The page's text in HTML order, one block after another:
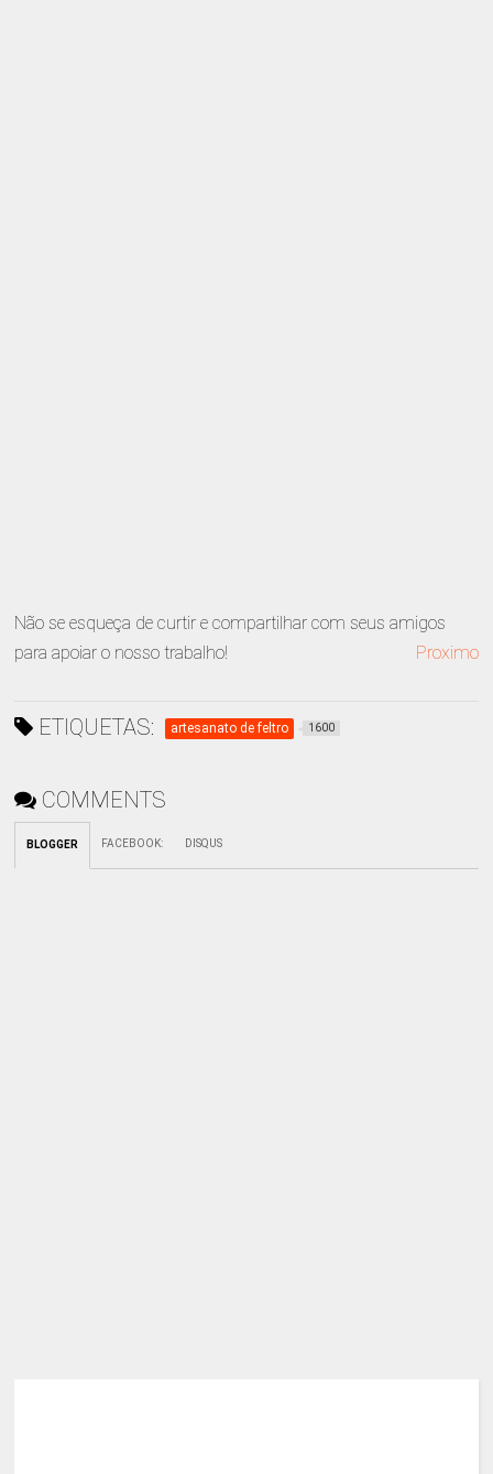
Não se esqueça de curtir e compartilhar com seus amigos
para apoiar o nosso trabalho!
Proximo
ETIQUETAS: artesanato de feltro 1600
COMMENTS
BLOGGER FACEBOOK: DISQUS